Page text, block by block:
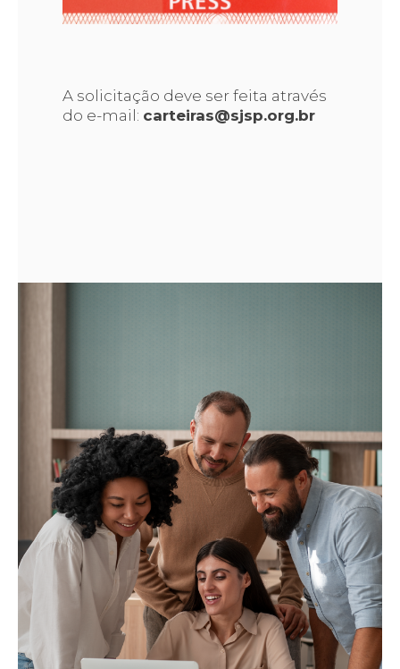
A solicitação deve ser feita através
do e-mail: carteiras@sjsp.org.br